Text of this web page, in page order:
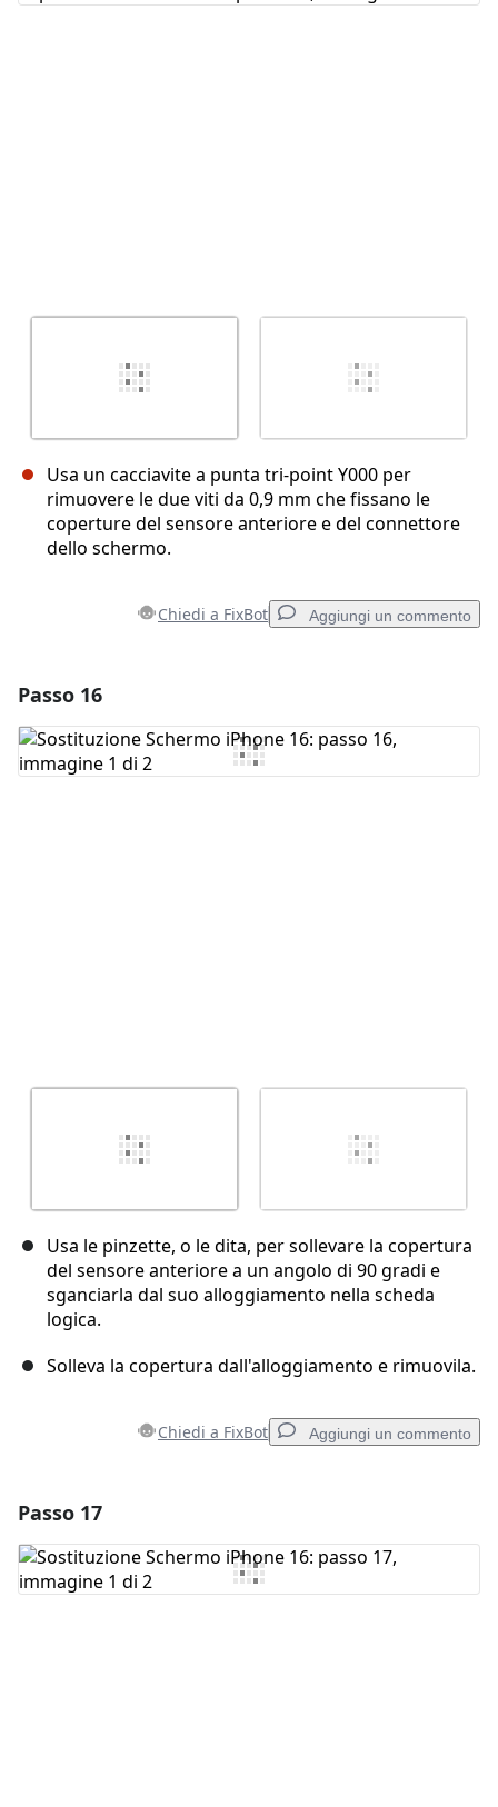
Usa un cacciavite a punta tri-point Y000 per
rimuovere le due viti da 0,9 mm che fissano le
coperture del sensore anteriore e del connettore
dello schermo.
Chiedi a FixBot Aggiungi un commento
Aggiungi Commento
Passo 16
Usa le pinzette, o le dita, per sollevare la copertura
del sensore anteriore a un angolo di 90 gradi e
sganciarla dal suo alloggiamento nella scheda
logica.
Solleva la copertura dall'alloggiamento e rimuovila.
Chiedi a FixBot Aggiungi un commento
Aggiungi Commento
Passo 17